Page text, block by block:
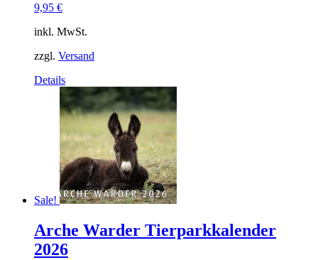
9,95 €
inkl. MwSt.
zzgl. Versand
Details
Sale!
Arche Warder Tierparkkalender
2026